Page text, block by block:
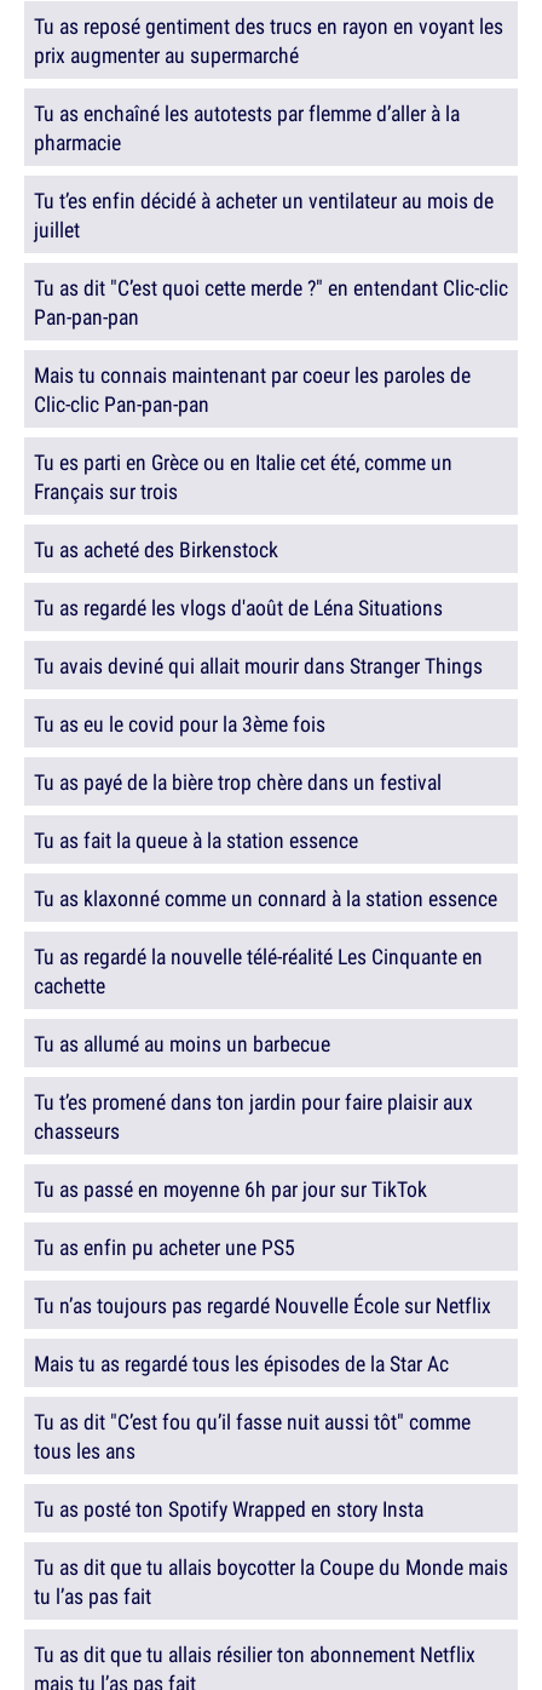
Tu as reposé gentiment des trucs en rayon en voyant les
prix augmenter au supermarché
Tu as enchaîné les autotests par flemme d’aller à la
pharmacie
Tu t’es enfin décidé à acheter un ventilateur au mois de
juillet
Tu as dit "C’est quoi cette merde ?" en entendant Clic-clic
Pan-pan-pan
Mais tu connais maintenant par coeur les paroles de
Clic-clic Pan-pan-pan
Tu es parti en Grèce ou en Italie cet été, comme un
Français sur trois
Tu as acheté des Birkenstock
Tu as regardé les vlogs d'août de Léna Situations
Tu avais deviné qui allait mourir dans Stranger Things
Tu as eu le covid pour la 3ème fois
Tu as payé de la bière trop chère dans un festival
Tu as fait la queue à la station essence
Tu as klaxonné comme un connard à la station essence
Tu as regardé la nouvelle télé-réalité Les Cinquante en
cachette
Tu as allumé au moins un barbecue
Tu t’es promené dans ton jardin pour faire plaisir aux
chasseurs
Tu as passé en moyenne 6h par jour sur TikTok
Tu as enfin pu acheter une PS5
Tu n’as toujours pas regardé Nouvelle École sur Netflix
Mais tu as regardé tous les épisodes de la Star Ac
Tu as dit "C’est fou qu’il fasse nuit aussi tôt" comme
tous les ans
Tu as posté ton Spotify Wrapped en story Insta
Tu as dit que tu allais boycotter la Coupe du Monde mais
tu l’as pas fait
Tu as dit que tu allais résilier ton abonnement Netflix
mais tu l’as pas fait